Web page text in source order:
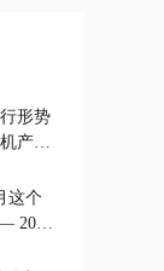
形势
产量
这个
2026